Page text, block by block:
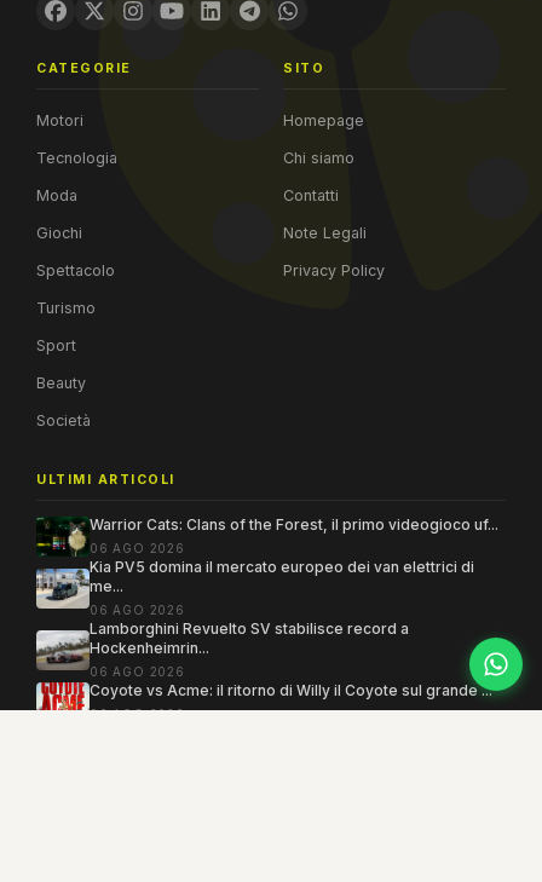
CATEGORIE
Motori
Tecnologia
Moda
Giochi
Spettacolo
Turismo
Sport
Beauty
Società
SITO
Homepage
Chi siamo
Contatti
Note Legali
Privacy Policy
ULTIMI ARTICOLI
Warrior Cats: Clans of the Forest, il primo videogioco uf...
06 AGO 2026
Kia PV5 domina il mercato europeo dei van elettrici di
me...
06 AGO 2026
Lamborghini Revuelto SV stabilisce record a
Hockenheimrin...
06 AGO 2026
Coyote vs Acme: il ritorno di Willy il Coyote sul grande ...
06 AGO 2026